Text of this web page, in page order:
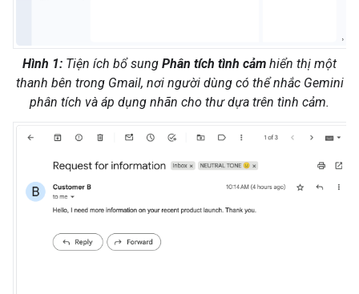
Hình 1: Tiện ích bổ sung Phân tích tình cảm hiển thị một
thanh bên trong Gmail, nơi người dùng có thể nhắc Gemini
phân tích và áp dụng nhãn cho thư dựa trên tình cảm.